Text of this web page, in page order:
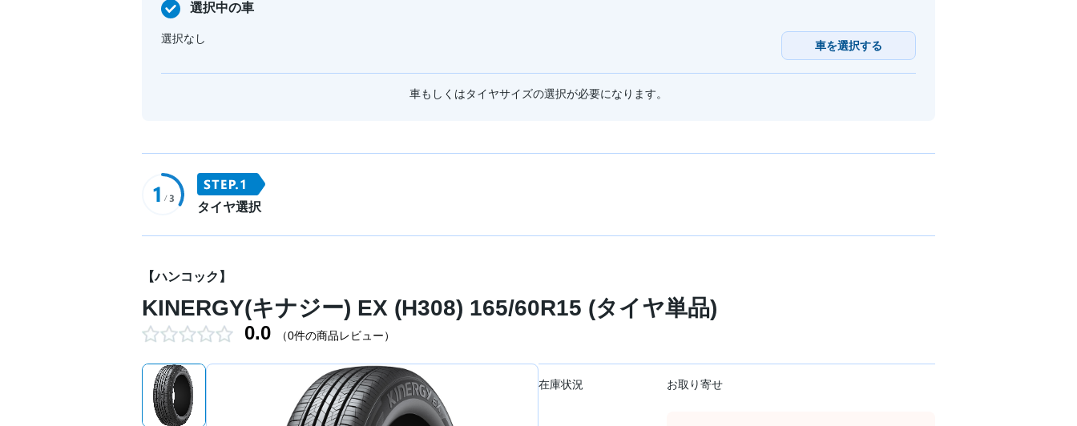
選択中の車
選択なし
車を選択する
車もしくはタイヤサイズの選択が必要になります。
タイヤ選択
【ハンコック】
KINERGY(キナジー) EX (H308) 165/60R15 (タイヤ単品)
0.0 （0件の商品レビュー）
在庫状況 お取り寄せ